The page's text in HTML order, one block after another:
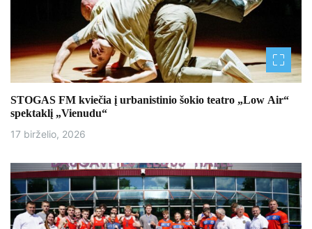
STOGAS FM kviečia į urbanistinio šokio teatro „Low Air“
spektaklį „Vienudu“
17 birželio, 2026